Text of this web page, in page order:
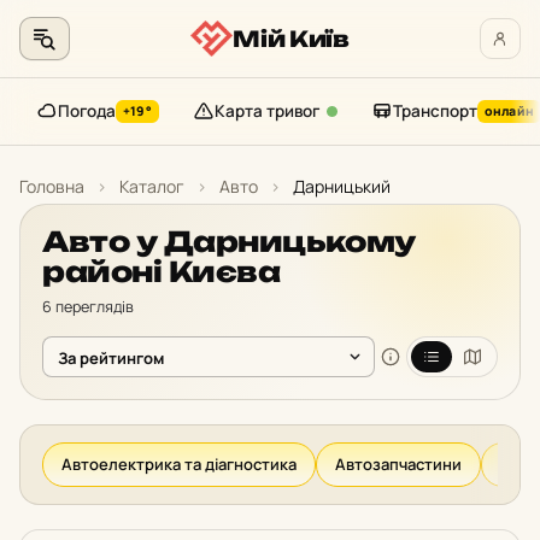
контенту
Мій Київ
Погода +19° Карта тривог Транспорт онлайн
Головна › Каталог › Авто › Дарницький
Авто у Дарницькому
районі Києва
6 переглядів
Автоелектрика та діагностика Автозапчастини